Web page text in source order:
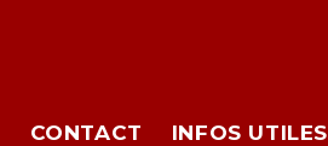
CONTACT INFOS UTILES